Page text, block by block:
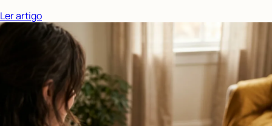
Ler artigo